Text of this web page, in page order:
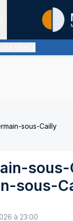
Sites
pas de
sous-Cailly
sous-
à 23:00